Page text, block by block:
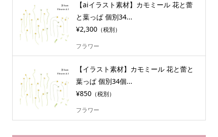
【aiイラスト素材】カモミール 花と蕾
と葉っぱ 個別34...
¥2,300（税別）
フラワー
【イラスト素材】カモミール 花と蕾と
葉っぱ 個別34個...
¥850（税別）
フラワー